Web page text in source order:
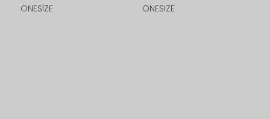
ONESIZE ONESIZE